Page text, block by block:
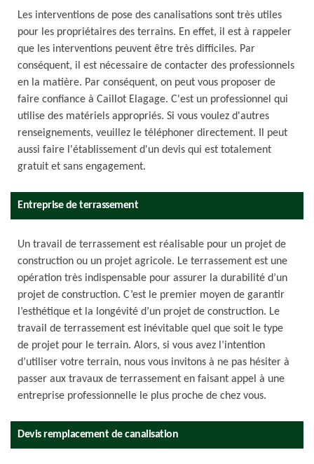
Les interventions de pose des canalisations sont très utiles
pour les propriétaires des terrains. En effet, il est à rappeler
que les interventions peuvent être très difficiles. Par
conséquent, il est nécessaire de contacter des professionnels
en la matière. Par conséquent, on peut vous proposer de
faire confiance à Caillot Elagage. C'est un professionnel qui
utilise des matériels appropriés. Si vous voulez d'autres
renseignements, veuillez le téléphoner directement. Il peut
aussi faire l'établissement d'un devis qui est totalement
gratuit et sans engagement.
Entreprise de terrassement
Un travail de terrassement est réalisable pour un projet de
construction ou un projet agricole. Le terrassement est une
opération très indispensable pour assurer la durabilité d’un
projet de construction. C’est le premier moyen de garantir
l’esthétique et la longévité d’un projet de construction. Le
travail de terrassement est inévitable quel que soit le type
de projet pour le terrain. Alors, si vous avez l’intention
d’utiliser votre terrain, nous vous invitons à ne pas hésiter à
passer aux travaux de terrassement en faisant appel à une
entreprise professionnelle le plus proche de chez vous.
Devis remplacement de canalisation